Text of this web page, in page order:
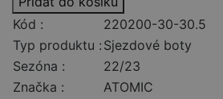
Kód :
220200-30-30.5
Typ produktu : Sjezdové boty
Sezóna :
22/23
Značka :
ATOMIC